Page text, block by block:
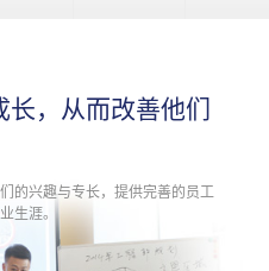
，从而改善他们
的兴趣与专长，提供完善的员工
生涯。